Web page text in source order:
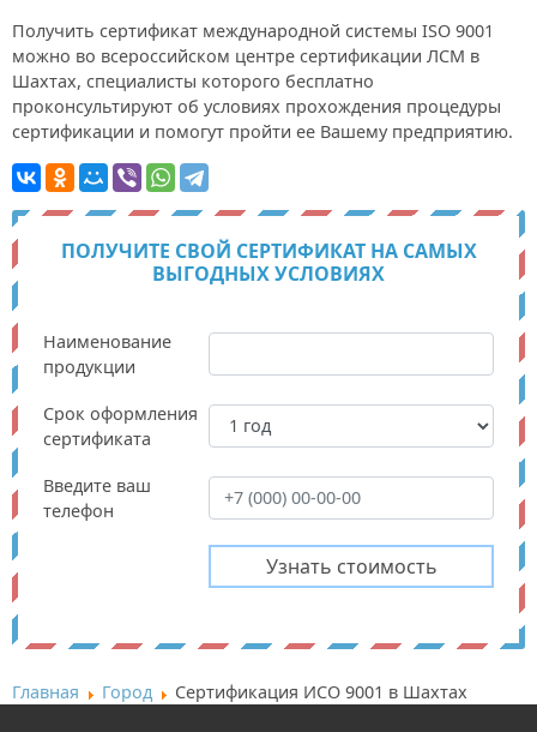
Получить сертификат международной системы ISO 9001
можно во всероссийском центре сертификации ЛСМ в
Шахтах, специалисты которого бесплатно
проконсультируют об условиях прохождения процедуры
сертификации и помогут пройти ее Вашему предприятию.
ПОЛУЧИТЕ СВОЙ СЕРТИФИКАТ НА САМЫХ
ВЫГОДНЫХ УСЛОВИЯХ
Наименование
продукции
Срок оформления
сертификата
Введите ваш
телефон
Главная Город Сертификация ИСО 9001 в Шахтах